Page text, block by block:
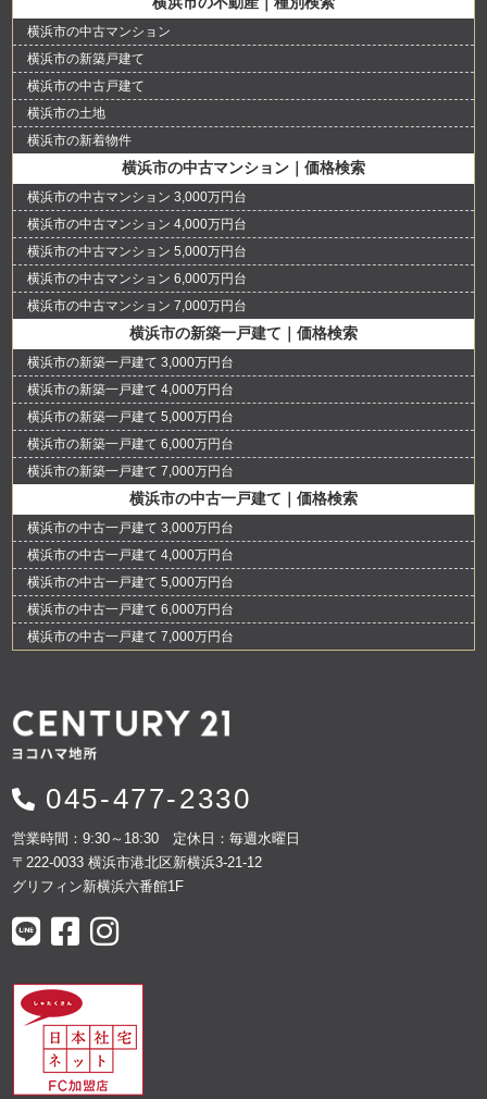
横浜市の中古マンション
横浜市の新築戸建て
横浜市の中古戸建て
横浜市の土地
横浜市の新着物件
横浜市の中古マンション｜価格検索
横浜市の中古マンション 3,000万円台
横浜市の中古マンション 4,000万円台
横浜市の中古マンション 5,000万円台
横浜市の中古マンション 6,000万円台
横浜市の中古マンション 7,000万円台
横浜市の新築一戸建て｜価格検索
横浜市の新築一戸建て 3,000万円台
横浜市の新築一戸建て 4,000万円台
横浜市の新築一戸建て 5,000万円台
横浜市の新築一戸建て 6,000万円台
横浜市の新築一戸建て 7,000万円台
横浜市の中古一戸建て｜価格検索
横浜市の中古一戸建て 3,000万円台
横浜市の中古一戸建て 4,000万円台
横浜市の中古一戸建て 5,000万円台
横浜市の中古一戸建て 6,000万円台
横浜市の中古一戸建て 7,000万円台
045-477-2330
営業時間：9:30～18:30 定休日：毎週水曜日
〒222-0033 横浜市港北区新横浜3-21-12
グリフィン新横浜六番館1F